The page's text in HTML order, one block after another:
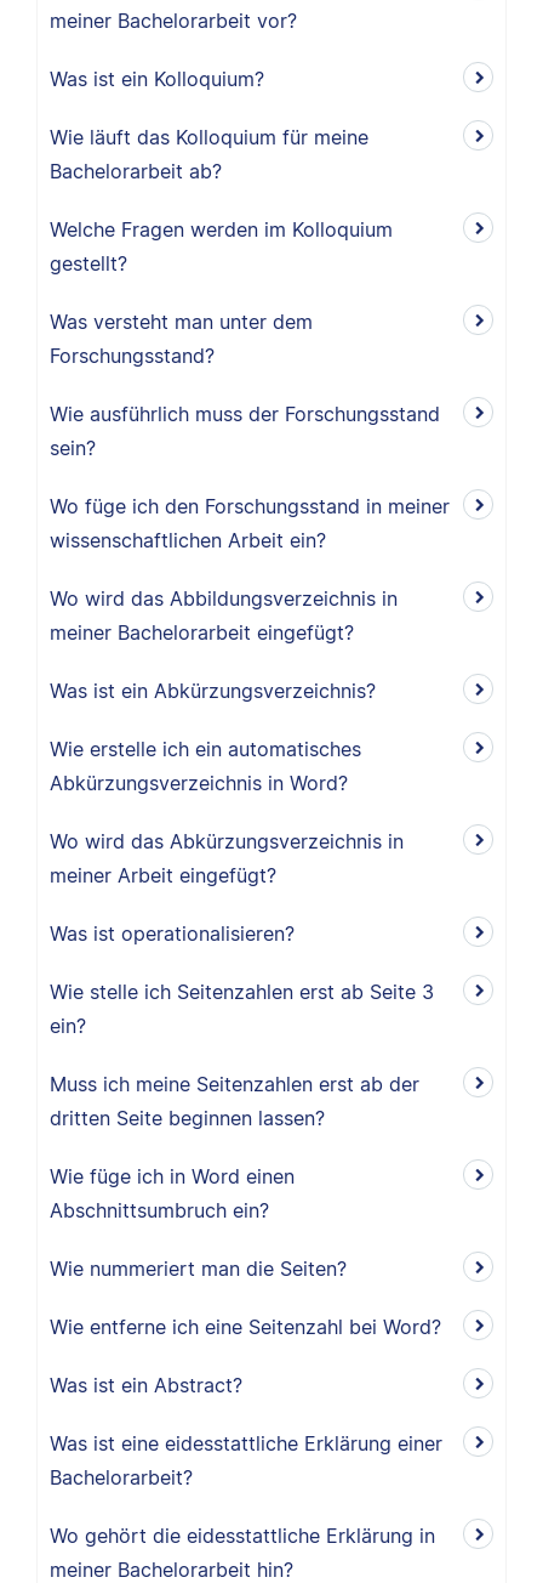
meiner Bachelorarbeit vor?
Was ist ein Kolloquium?
Wie läuft das Kolloquium für meine
Bachelorarbeit ab?
Welche Fragen werden im Kolloquium
gestellt?
Was versteht man unter dem
Forschungsstand?
Wie ausführlich muss der Forschungsstand
sein?
Wo füge ich den Forschungsstand in meiner
wissenschaftlichen Arbeit ein?
Wo wird das Abbildungsverzeichnis in
meiner Bachelorarbeit eingefügt?
Was ist ein Abkürzungsverzeichnis?
Wie erstelle ich ein automatisches
Abkürzungsverzeichnis in Word?
Wo wird das Abkürzungsverzeichnis in
meiner Arbeit eingefügt?
Was ist operationalisieren?
Wie stelle ich Seitenzahlen erst ab Seite 3
ein?
Muss ich meine Seitenzahlen erst ab der
dritten Seite beginnen lassen?
Wie füge ich in Word einen
Abschnittsumbruch ein?
Wie nummeriert man die Seiten?
Wie entferne ich eine Seitenzahl bei Word?
Was ist ein Abstract?
Was ist eine eidesstattliche Erklärung einer
Bachelorarbeit?
Wo gehört die eidesstattliche Erklärung in
meiner Bachelorarbeit hin?